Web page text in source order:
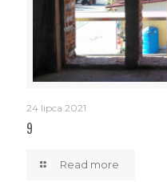
24 lipca 2021
9
Read more